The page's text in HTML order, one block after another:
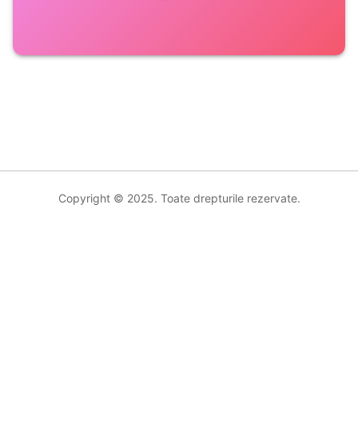
Copyright © 2025. Toate drepturile rezervate.